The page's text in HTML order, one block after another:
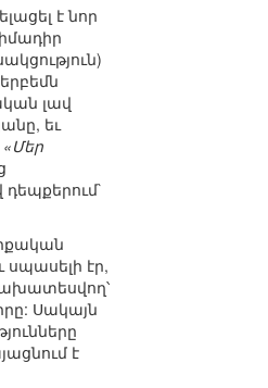
է նոր
լավ
եւ
«Մեր
էր,
Սակայն
է